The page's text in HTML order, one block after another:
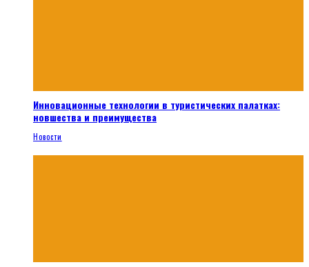
Инновационные технологии в туристических палатках:
новшества и преимущества
Новости